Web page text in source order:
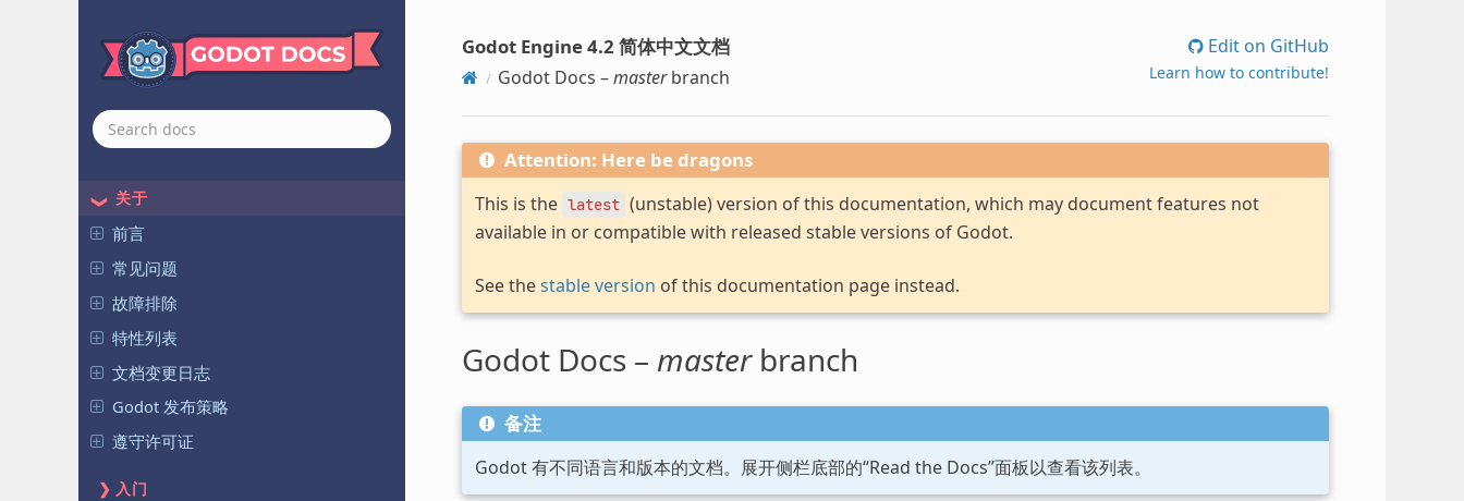
关于
前言
常见问题
故障排除
特性列表
文档变更日志
Godot 发布策略
遵守许可证
入门
Godot Engine 4.2 简体中文文档
Godot Docs –masterbranch
Edit on GitHub
Learn how to contribute!
Attention: Here be dragons
This is the latest (unstable) version of this documentation, which may document features not
available in or compatible with released stable versions of Godot.
See thestable version of this documentation page instead.
Godot Docs – masterbranch
备注
Godot 有不同语言和版本的文档。展开侧栏底部的“Read the Docs”面板以查看该列表。